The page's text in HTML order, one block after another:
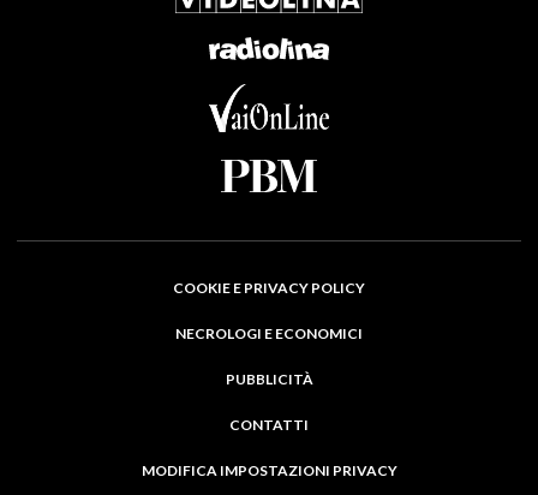
COOKIE E PRIVACY POLICY
NECROLOGI E ECONOMICI
PUBBLICITÀ
CONTATTI
MODIFICA IMPOSTAZIONI PRIVACY